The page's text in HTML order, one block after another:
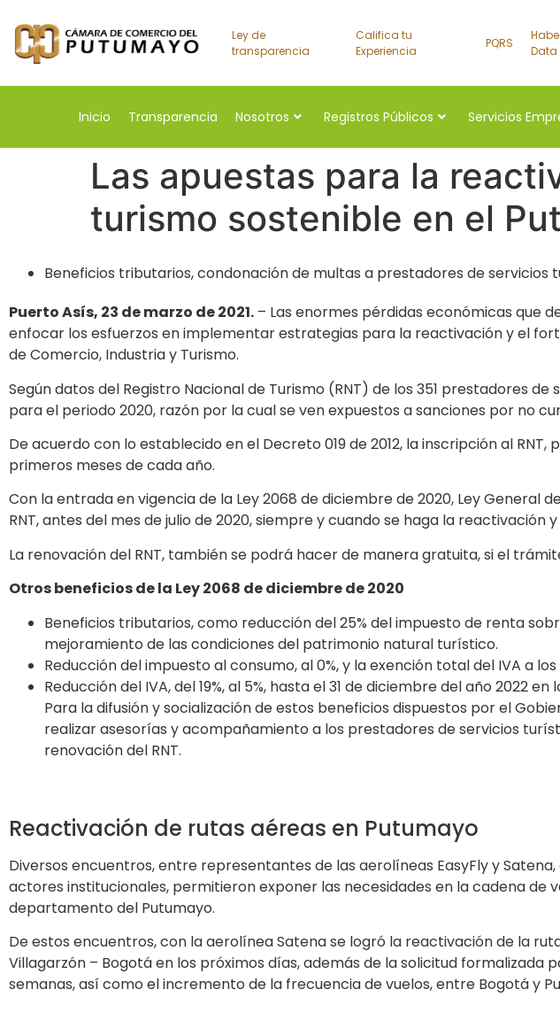
Ley de
transparencia
Califica tu
Experiencia
PQRS
Data
Inicio Transparencia Nosotros Registros Públicos Servicios
Las apuestas para la
turismo sostenible en el
Beneficios tributarios, condonación de multas a prestadores de
Puerto Asís, 23 de marzo de 2021. – Las enormes pérdidas económicas que
enfocar los esfuerzos en implementar estrategias para la reactivación y el
de Comercio, Industria y Turismo.
Según datos del Registro Nacional de Turismo (RNT) de los 351 prestadores
para el periodo 2020, razón por la cual se ven expuestos a sanciones por no
De acuerdo con lo establecido en el Decreto 019 de 2012, la inscripción al
primeros meses de cada año.
Con la entrada en vigencia de la Ley 2068 de diciembre de 2020, Ley
RNT, antes del mes de julio de 2020, siempre y cuando se haga la reactivación
La renovación del RNT, también se podrá hacer de manera gratuita, si el
Otros beneficios de la Ley 2068 de diciembre de 2020
Beneficios tributarios, como reducción del 25% del impuesto de renta
mejoramiento de las condiciones del patrimonio natural turístico.
Reducción del impuesto al consumo, al 0%, y la exención total del IVA a
Reducción del IVA, del 19%, al 5%, hasta el 31 de diciembre del año 2022
Para la difusión y socialización de estos beneficios dispuestos por el
realizar asesorías y acompañamiento a los prestadores de servicios
renovación del RNT.
Reactivación de rutas aéreas en Putumayo
Diversos encuentros, entre representantes de las aerolíneas EasyFly y
actores institucionales, permitieron exponer las necesidades en la cadena
departamento del Putumayo.
De estos encuentros, con la aerolínea Satena se logró la reactivación de la
Villagarzón – Bogotá en los próximos días, además de la solicitud
semanas, así como el incremento de la frecuencia de vuelos, entre Bogotá y